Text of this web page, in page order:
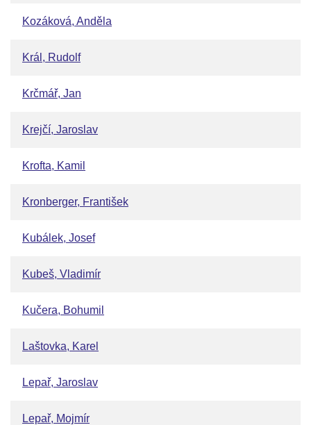
Kozáková, Anděla
Král, Rudolf
Krčmář, Jan
Krejčí, Jaroslav
Krofta, Kamil
Kronberger, František
Kubálek, Josef
Kubeš, Vladimír
Kučera, Bohumil
Laštovka, Karel
Lepař, Jaroslav
Lepař, Mojmír